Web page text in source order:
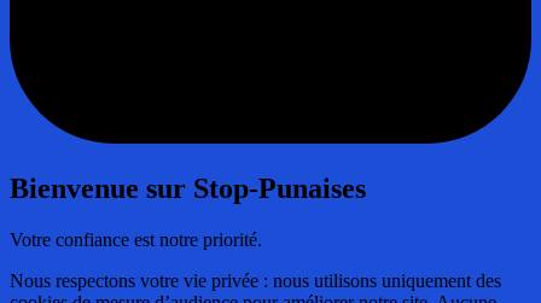
Bienvenue sur Stop-Punaises
Votre confiance est notre priorité.
Nous respectons votre vie privée : nous utilisons uniquement des